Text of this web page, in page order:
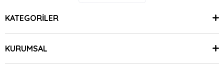
KATEGORİLER
KURUMSAL